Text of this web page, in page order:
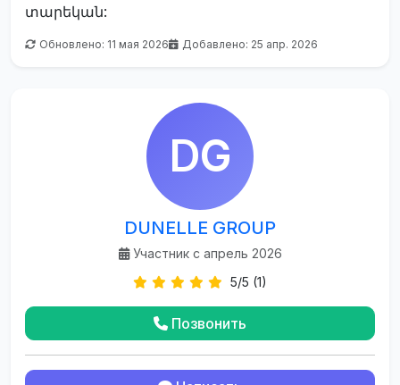
տարեկան:
Обновлено: 11 мая 2026 Добавлено: 25 апр. 2026
DG
DUNELLE GROUP
Участник с апрель 2026
5/5 (1)
Позвонить